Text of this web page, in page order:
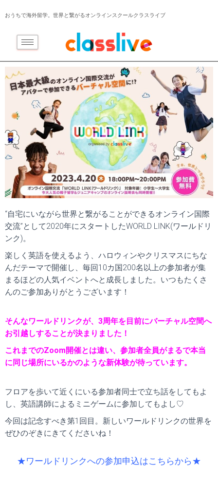
おうちで海外留学。世界と繋がるオンラインスクールクラスライブ
“自宅にいながら世界と繋がることができるオンライン国際
交流”として2020年にスタートしたWORLD LINK(ワールドリ
ンク)。
楽しく英語を使えるよう、ハロウィンやクリスマスにちな
んだテーマで開催し、毎回10カ国200名以上の参加者が集
まるほどの人気イベントへと成長しました。いつもたくさ
んのご参加ありがとうございます！
そんなワールドリンクが、3周年を目前にバーチャル空間へ
お引越しすることが決まりました！
これまでのZoom開催とは違い、参加者全員がまるで本当
に同じ場所にいるかのような新体験が待っています。
フロアを歩いて近くにいる参加者同士で立ち話をしてもよ
し、英語講師によるミニゲームに参加してもよし♡
今回は記念すべき第1回目。新しいワールドリンクの世界を
ぜひのぞきにきてくださいね！
★ワールドリンクへの参加申込はこちらから★